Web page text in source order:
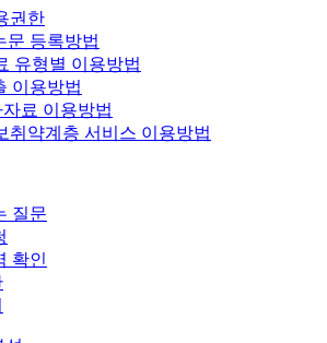
권한
문 등록방법
유형별 이용방법
이용방법
료 이용방법
취약계층 서비스 이용방법
질문
확인